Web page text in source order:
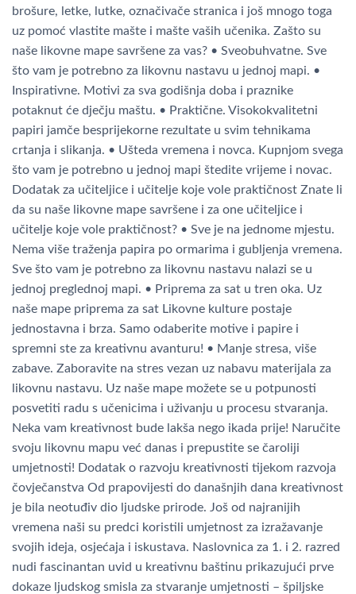
brošure, letke, lutke, označivače stranica i još mnogo toga
uz pomoć vlastite mašte i mašte vaših učenika. Zašto su
naše likovne mape savršene za vas? • Sveobuhvatne. Sve
što vam je potrebno za likovnu nastavu u jednoj mapi. •
Inspirativne. Motivi za sva godišnja doba i praznike
potaknut će dječju maštu. • Praktične. Visokokvalitetni
papiri jamče besprijekorne rezultate u svim tehnikama
crtanja i slikanja. • Ušteda vremena i novca. Kupnjom svega
što vam je potrebno u jednoj mapi štedite vrijeme i novac.
Dodatak za učiteljice i učitelje koje vole praktičnost Znate li
da su naše likovne mape savršene i za one učiteljice i
učitelje koje vole praktičnost? • Sve je na jednome mjestu.
Nema više traženja papira po ormarima i gubljenja vremena.
Sve što vam je potrebno za likovnu nastavu nalazi se u
jednoj preglednoj mapi. • Priprema za sat u tren oka. Uz
naše mape priprema za sat Likovne kulture postaje
jednostavna i brza. Samo odaberite motive i papire i
spremni ste za kreativnu avanturu! • Manje stresa, više
zabave. Zaboravite na stres vezan uz nabavu materijala za
likovnu nastavu. Uz naše mape možete se u potpunosti
posvetiti radu s učenicima i uživanju u procesu stvaranja.
Neka vam kreativnost bude lakša nego ikada prije! Naručite
svoju likovnu mapu već danas i prepustite se čaroliji
umjetnosti! Dodatak o razvoju kreativnosti tijekom razvoja
čovječanstva Od prapovijesti do današnjih dana kreativnost
je bila neotuđiv dio ljudske prirode. Još od najranijih
vremena naši su predci koristili umjetnost za izražavanje
svojih ideja, osjećaja i iskustava. Naslovnica za 1. i 2. razred
nudi fascinantan uvid u kreativnu baštinu prikazujući prve
dokaze ljudskog smisla za stvaranje umjetnosti – špiljske